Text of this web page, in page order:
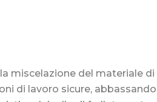
miscelazione del materiale
di lavoro sicure,